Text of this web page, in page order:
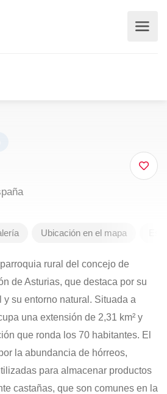
Ubicación en el mapa
rural del concejo de
de Asturias, que destaca por su
su entorno natural. Situada a
una extensión de 2,31 km² y
que ronda los 70 habitantes. El
la abundancia de hórreos,
para almacenar productos
castañas, que son comunes en la